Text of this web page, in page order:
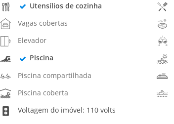
Utensílios de cozinha
Vagas cobertas
Elevador
Piscina
Piscina compartilhada
Piscina coberta
Voltagem do imóvel: 110 volts